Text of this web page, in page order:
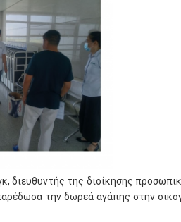
διευθυντής της διοίκησης
την δωρεά αγάπης στην